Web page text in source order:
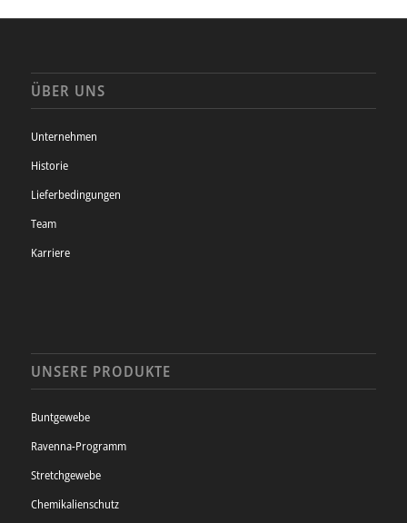
ÜBER UNS
Unternehmen
Historie
Lieferbedingungen
Team
Karriere
UNSERE PRODUKTE
Buntgewebe
Ravenna-Programm
Stretchgewebe
Chemikalienschutz